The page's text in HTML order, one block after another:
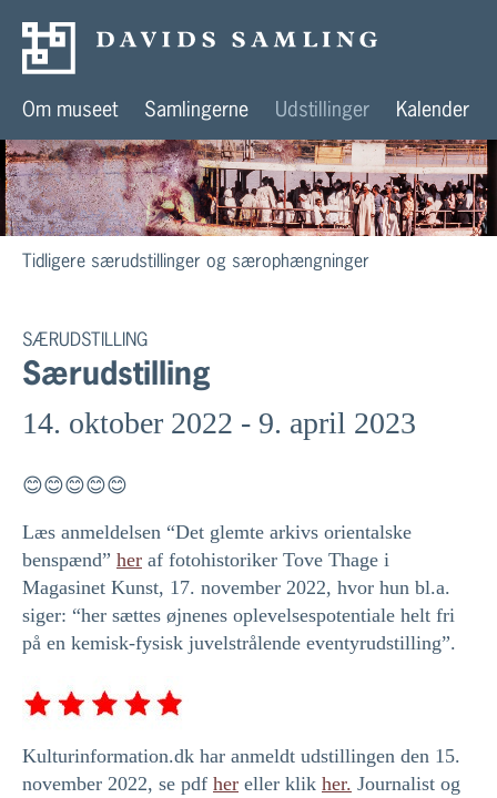
Om museet Samlingerne Udstillinger Kalender
Tidligere særudstillinger og særophængninger
SÆRUDSTILLING
Særudstilling
14. oktober 2022 - 9. april 2023
😊😊😊😊😊
Læs anmeldelsen “Det glemte arkivs orientalske
benspænd” her af fotohistoriker Tove Thage i
Magasinet Kunst, 17. november 2022, hvor hun bl.a.
siger: “her sættes øjnenes oplevelsespotentiale helt fri
på en kemisk-fysisk juvelstrålende eventyrudstilling”.
Kulturinformation.dk har anmeldt udstillingen den 15.
november 2022, se pdf her eller klik her. Journalist og